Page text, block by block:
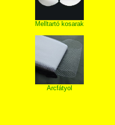
Melltartó kosarak
Arcfátyol